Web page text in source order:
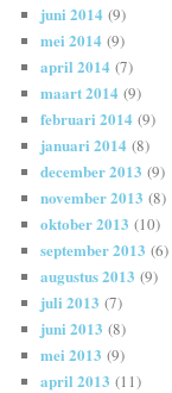
juni 2014 (9)
mei 2014 (9)
april 2014 (7)
maart 2014 (9)
februari 2014 (9)
januari 2014 (8)
december 2013 (9)
november 2013 (8)
oktober 2013 (10)
september 2013 (6)
augustus 2013 (9)
juli 2013 (7)
juni 2013 (8)
mei 2013 (9)
april 2013 (11)